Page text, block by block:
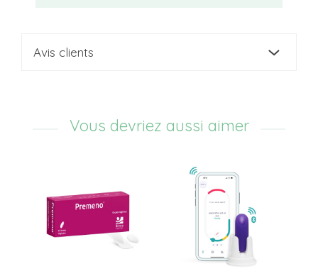
Avis clients
Vous devriez aussi aimer